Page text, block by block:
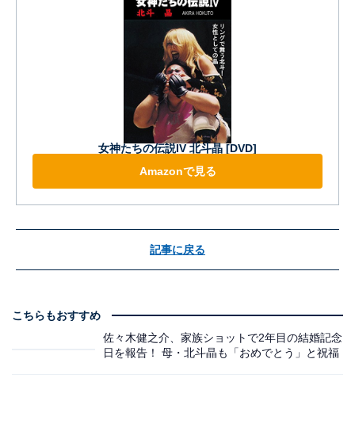
女神たちの伝説IV 北斗晶 [DVD]
Amazonで見る
記事に戻る
こちらもおすすめ
佐々木健之介、家族ショットで2年目の結婚記念
日を報告！ 母・北斗晶も「おめでとう」と祝福